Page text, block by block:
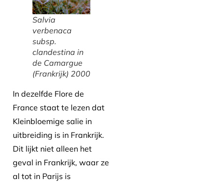
Salvia
verbenaca
subsp.
clandestina in
de Camargue
(Frankrijk) 2000
In dezelfde Flore de
France staat te lezen dat
Kleinbloemige salie in
uitbreiding is in Frankrijk.
Dit lijkt niet alleen het
geval in Frankrijk, waar ze
al tot in Parijs is